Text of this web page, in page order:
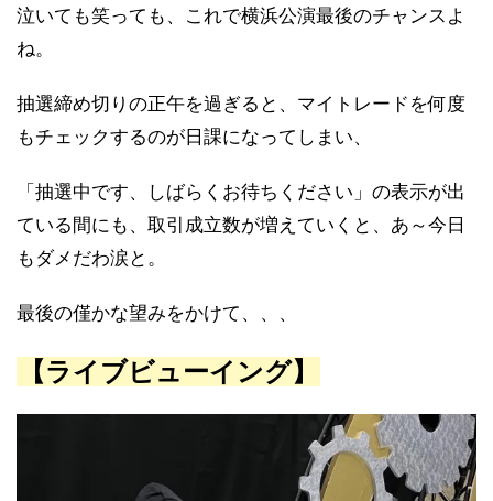
泣いても笑っても、これで横浜公演最後のチャンスよ
ね。
抽選締め切りの正午を過ぎると、マイトレードを何度
もチェックするのが日課になってしまい、
「抽選中です、しばらくお待ちください」の表示が出
ている間にも、取引成立数が増えていくと、あ～今日
もダメだわ涙と。
最後の僅かな望みをかけて、、、
【ライブビューイング】